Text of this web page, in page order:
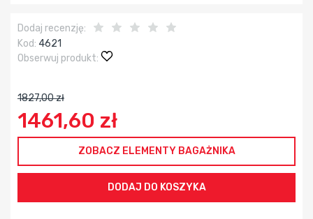
Dodaj recenzję:
Kod: 4621
Obserwuj produkt:
1827,00 zł
1461,60 zł
ZOBACZ ELEMENTY BAGAŻNIKA